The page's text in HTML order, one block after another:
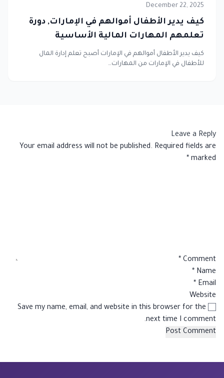
December 22, 2025
كيف يدير الأطفال أموالهم في الإمارات, دورة
تعلمهم المهارات المالية الأساسية
كيف يدير الأطفال أموالهم في الإمارات أصبح تعلم إدارة المال
للأطفال في الإمارات من المهارات…
Leave a Reply
Your email address will not be published. Required fields are
marked
*
Comment
*
Name
*
Email
*
Website
Save my name, email, and website in this browser for the
next time I comment.